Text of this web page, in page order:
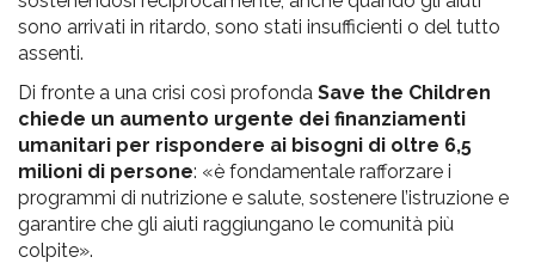
sono arrivati in ritardo, sono stati insufficienti o del tutto
assenti.
Di fronte a una crisi così profonda Save the Children
chiede un aumento urgente dei finanziamenti
umanitari per rispondere ai bisogni di oltre 6,5
milioni di persone: «è fondamentale rafforzare i
programmi di nutrizione e salute, sostenere l’istruzione e
garantire che gli aiuti raggiungano le comunità più
colpite».